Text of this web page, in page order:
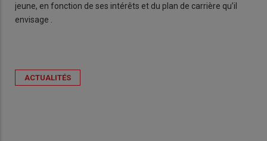
jeune, en fonction de ses intérêts et du plan de carrière qu’il
envisage .
ACTUALITÉS